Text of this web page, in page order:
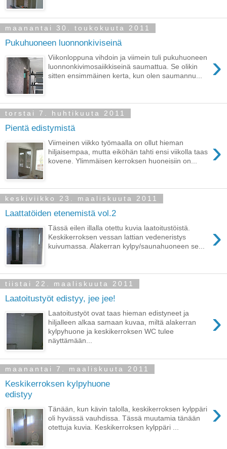
maanantai 30. toukokuuta 2011
Pukuhuoneen luonnonkiviseinä
›
Viikonloppuna vihdoin ja viimein tuli pukuhuoneen
luonnonkivimosaiikkiseinä saumattua. Se olikin
sitten ensimmäinen kerta, kun olen saumannu...
torstai 7. huhtikuuta 2011
Pientä edistymistä
›
Viimeinen viikko työmaalla on ollut hieman
hiljaisempaa, mutta eiköhän tahti ensi viikolla taas
kovene. Ylimmäisen kerroksen huoneisiin on...
keskiviikko 23. maaliskuuta 2011
Laattatöiden etenemistä vol.2
›
Tässä eilen illalla otettu kuvia laatoitustöistä.
Keskikerroksen vessan lattian vedeneristys
kuivumassa. Alakerran kylpy/saunahuoneen se...
tiistai 22. maaliskuuta 2011
Laatoitustyöt edistyy, jee jee!
›
Laatoitustyöt ovat taas hieman edistyneet ja
hiljalleen alkaa samaan kuvaa, miltä alakerran
kylpyhuone ja keskikerroksen WC tulee
näyttämään...
maanantai 7. maaliskuuta 2011
Keskikerroksen kylpyhuone
edistyy
›
Tänään, kun kävin talolla, keskikerroksen kylppäri
oli hyvässä vauhdissa. Tässä muutamia tänään
otettuja kuvia. Keskikerroksen kylppäri ...